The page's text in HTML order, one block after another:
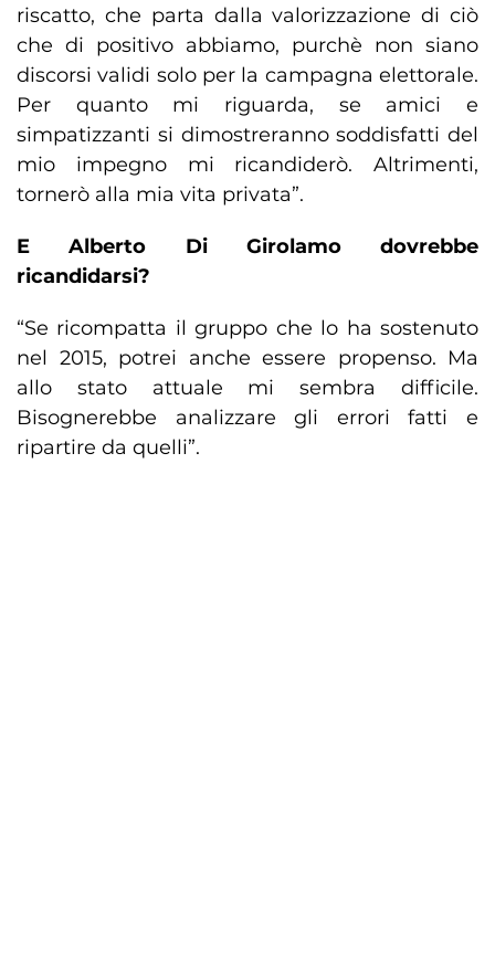
riscatto, che parta dalla valorizzazione di ciò
che di positivo abbiamo, purchè non siano
discorsi validi solo per la campagna elettorale.
Per quanto mi riguarda, se amici e
simpatizzanti si dimostreranno soddisfatti del
mio impegno mi ricandiderò. Altrimenti,
tornerò alla mia vita privata”.
E Alberto Di Girolamo dovrebbe
ricandidarsi?
“Se ricompatta il gruppo che lo ha sostenuto
nel 2015, potrei anche essere propenso. Ma
allo stato attuale mi sembra difficile.
Bisognerebbe analizzare gli errori fatti e
ripartire da quelli”.